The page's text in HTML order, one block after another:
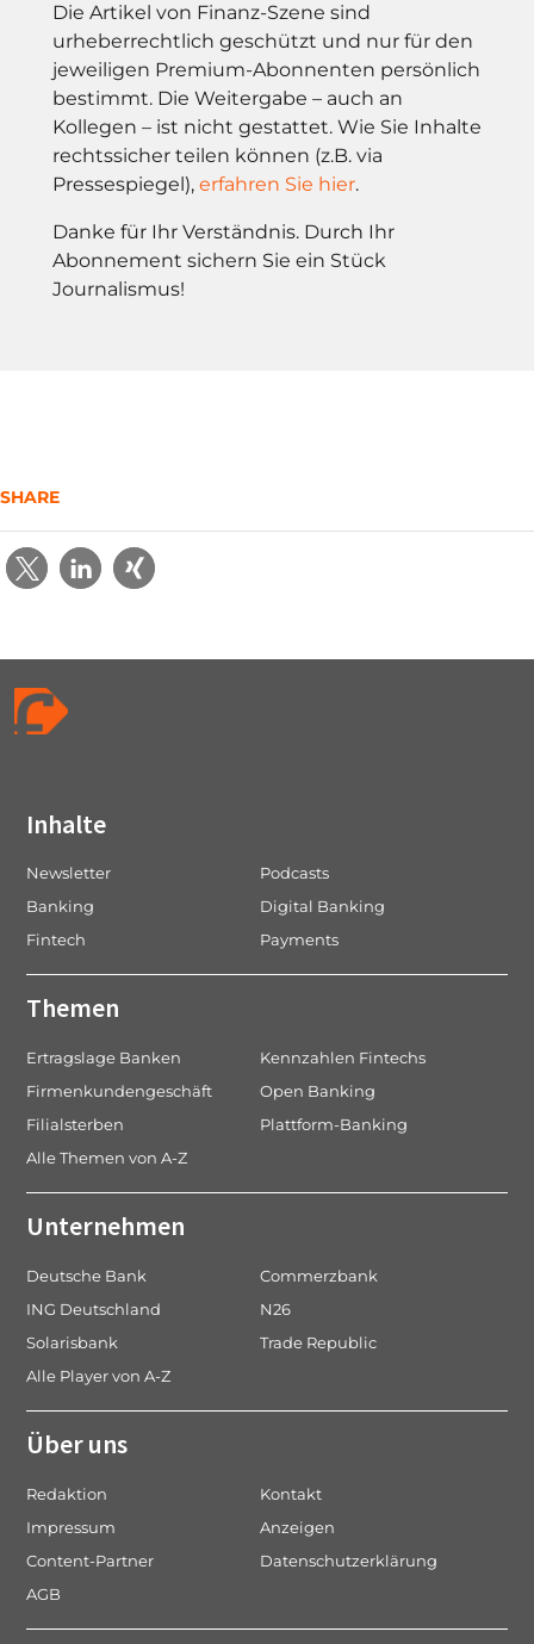
Die Artikel von Finanz-Szene sind
urheberrechtlich geschützt und nur für den
jeweiligen Premium-Abonnenten persönlich
bestimmt. Die Weitergabe – auch an
Kollegen – ist nicht gestattet. Wie Sie Inhalte
rechtssicher teilen können (z.B. via
Pressespiegel), erfahren Sie hier.
Danke für Ihr Verständnis. Durch Ihr
Abonnement sichern Sie ein Stück
Journalismus!
SHARE
Inhalte
Newsletter
Podcasts
Banking
Digital Banking
Fintech
Payments
Themen
Ertragslage Banken
Kennzahlen Fintechs
Firmenkundengeschäft
Open Banking
Filialsterben
Plattform-Banking
Alle Themen von A-Z
Unternehmen
Deutsche Bank
Commerzbank
ING Deutschland
N26
Solarisbank
Trade Republic
Alle Player von A-Z
Über uns
Redaktion
Kontakt
Impressum
Anzeigen
Content-Partner
Datenschutzerklärung
AGB